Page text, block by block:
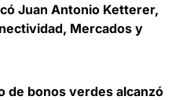
Juan Antonio Ketterer,
Mercados y
de bonos verdes alcanzó